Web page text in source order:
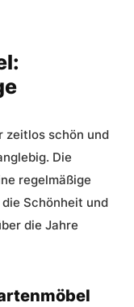
zeitlos schön und
Die
regelmäßige
Schönheit und
die Jahre